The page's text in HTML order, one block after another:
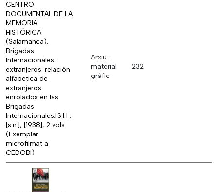
CENTRO
DOCUMENTAL DE LA
MEMORIA
HISTÓRICA
(Salamanca).
Brigadas
Internacionales :
extranjeros: relación
alfabética de
extranjeros
enrolados en las
Brigadas
Internacionales.[S.l.] :
[s.n.], [1938], 2 vols.
(Exemplar
microfilmat a
CEDOBI)
Arxiu i
material
gràfic
232